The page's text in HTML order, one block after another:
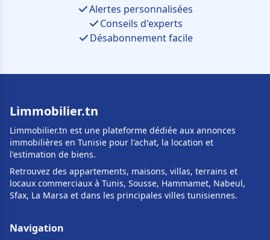
Alertes personnalisées
Conseils d'experts
Désabonnement facile
Limmobilier.tn
Limmobilier.tn est une plateforme dédiée aux annonces
immobilières en Tunisie pour l'achat, la location et
l'estimation de biens.
Retrouvez des appartements, maisons, villas, terrains et
locaux commerciaux à Tunis, Sousse, Hammamet, Nabeul,
Sfax, La Marsa et dans les principales villes tunisiennes.
Navigation